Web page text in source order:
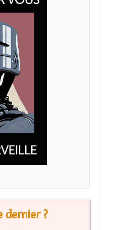
dernier ?